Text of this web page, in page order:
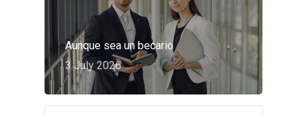
Aunque sea un becario
3 July 2026